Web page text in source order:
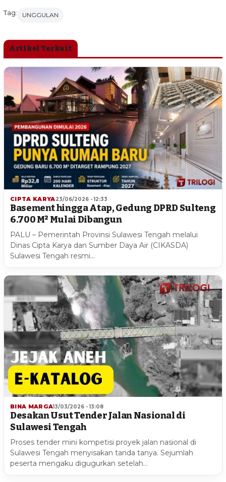
Tag: UNGGULAN
Artikel Terkait
CIPTA KARYA23/06/2026 - 12:33
Basement hingga Atap, Gedung DPRD Sulteng
6.700 M² Mulai Dibangun
PALU – Pemerintah Provinsi Sulawesi Tengah melalui
Dinas Cipta Karya dan Sumber Daya Air (CIKASDA)
Sulawesi Tengah resmi…
BINA MARGA13/03/2026 - 13:08
Desakan Usut Tender Jalan Nasional di
Sulawesi Tengah
Proses tender mini kompetisi proyek jalan nasional di
Sulawesi Tengah menyisakan tanda tanya. Sejumlah
peserta mengaku digugurkan setelah…